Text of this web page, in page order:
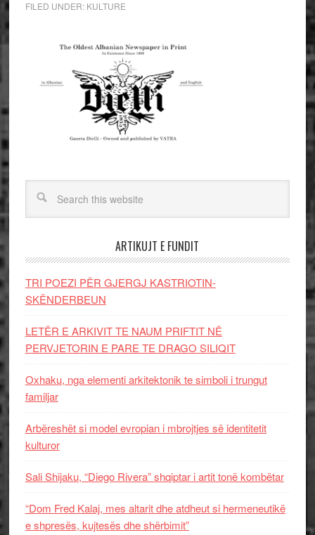
FILED UNDER: KULTURE
ARTIKUJT E FUNDIT
TRI POEZI PËR GJERGJ KASTRIOTIN-
SKËNDERBEUN
LETËR E ARKIVIT TE NAUM PRIFTIT NË
PERVJETORIN E PARE TE DRAGO SILIQIT
Oxhaku, nga elementi arkitektonik te simboli i trungut
familjar
Arbëreshët si model evropian i mbrojtjes së identitetit
kulturor
Sali Shijaku, “Diego Rivera” shqiptar i artit tonë kombëtar
“Dom Fred Kalaj, mes altarit dhe atdheut si hermeneutikë
e shpresës, kujtesës dhe shërbimit”